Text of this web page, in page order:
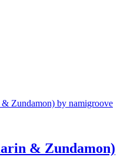
Zundamon) by namigroove
& Zundamon)